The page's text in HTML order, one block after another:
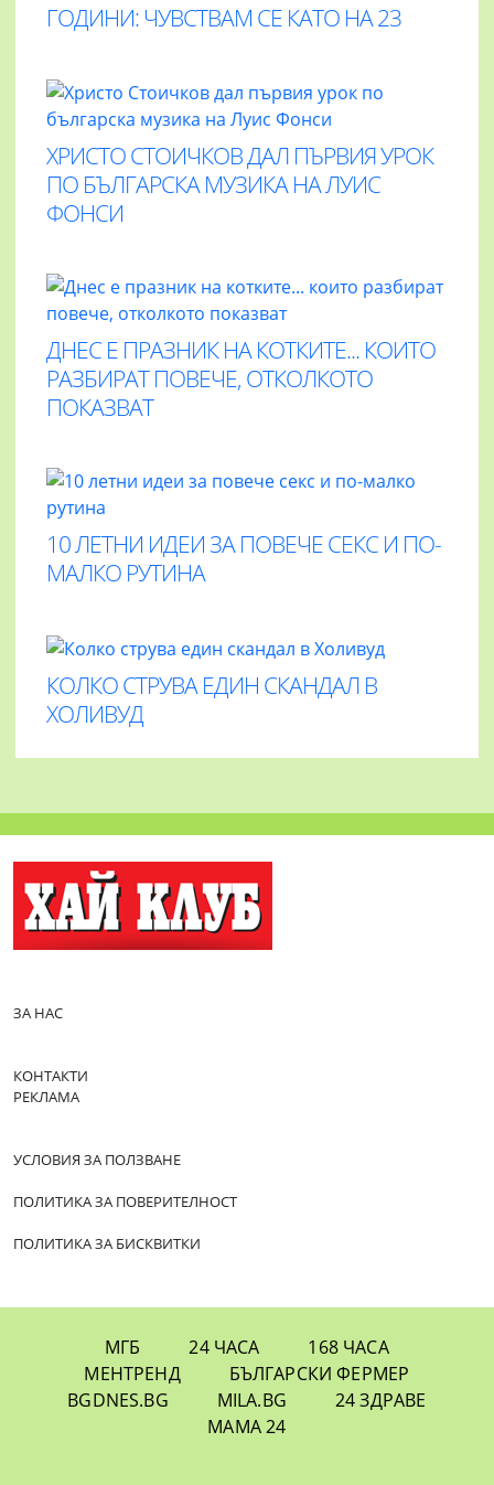
ГОДИНИ: ЧУВСТВАМ СЕ КАТО НА 23
ХРИСТО СТОИЧКОВ ДАЛ ПЪРВИЯ УРОК
ПО БЪЛГАРСКА МУЗИКА НА ЛУИС
ФОНСИ
ДНЕС Е ПРАЗНИК НА КОТКИТЕ... КОИТО
РАЗБИРАТ ПОВЕЧЕ, ОТКОЛКОТО
ПОКАЗВАТ
10 ЛЕТНИ ИДЕИ ЗА ПОВЕЧЕ СЕКС И ПО-
МАЛКО РУТИНА
КОЛКО СТРУВА ЕДИН СКАНДАЛ В
ХОЛИВУД
ЗА НАС
КОНТАКТИ
РЕКЛАМА
УСЛОВИЯ ЗА ПОЛЗВАНЕ
ПОЛИТИКА ЗА ПОВЕРИТЕЛНОСТ
ПОЛИТИКА ЗА БИСКВИТКИ
МГБ 24 ЧАСА
168 ЧАСА
МЕНТРЕНД
БЪЛГАРСКИ ФЕРМЕР
BGDNES.BG
MILA.BG
24 ЗДРАВЕ
МАМА 24